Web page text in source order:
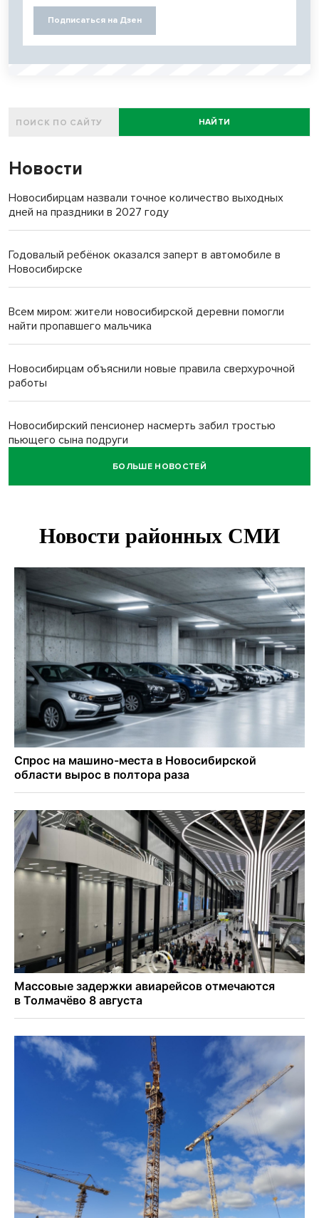
Подписаться на Дзен
НАЙТИ
Новости
Новосибирцам назвали точное количество выходных
дней на праздники в 2027 году
Годовалый ребёнок оказался заперт в автомобиле в
Новосибирске
Всем миром: жители новосибирской деревни помогли
найти пропавшего мальчика
Новосибирцам объяснили новые правила сверхурочной
работы
Новосибирский пенсионер насмерть забил тростью
пьющего сына подруги
Площадь у Монумента Славы в Новосибирске пошла
Африканский врач поразил новосибирцев в травмпункте
Покрытие рулежных дорожек обновили в аэропорту
Толмачево по нацпроекту
В Новосибирске зафиксирован рост заболеваемости
энтеровирусной инфекцией
БОЛЬШЕ НОВОСТЕЙ